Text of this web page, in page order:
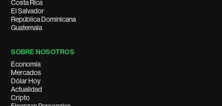
Costa Rica
El Salvador
República Dominicana
Guatemala
SOBRE NOSOTROS
Economía
Mercados
Dólar Hoy
Actualidad
Cripto